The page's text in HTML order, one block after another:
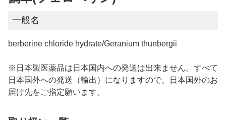
一般名
berberine chloride hydrate/Geranium thunbergii
※日本製医薬品は日本国内への発送は出来ません。すべて
日本国外への発送（輸出）になりますので、日本国外のお
届け先をご指定願います。